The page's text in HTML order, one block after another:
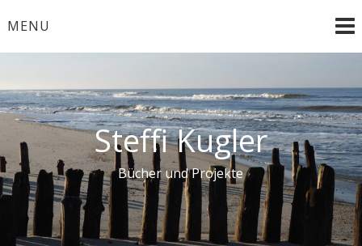
toMENU
Steffi Kugler
Bücher und Projekte